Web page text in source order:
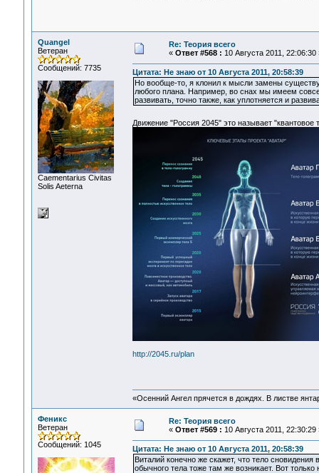
Quangel
Ветеран
Сообщений: 7735
Сaementarius Civitas
Solis Aeterna
Re: Теория всего
« Ответ #568 : 10 Августа 2011, 22:06:30
Цитата: Не знаю от 10 Августа 2011, 20:58:39
Но вообще-то, я клонил к мысли замены
любого плана. Например, во снах мы имеем
развивать, точно также, как уплотняется и
Движение "Россия 2045" это называет "квантовое
http://2045.ru/plan
«Осенний Ангел прячется в дождях. В листве
Феникс
Ветеран
Сообщений: 1045
Re: Теория всего
« Ответ #569 : 10 Августа 2011, 22:30:29
Цитата: Не знаю от 10 Августа 2011, 20:58:39
Виталий конечно же скажет, что тело
обычного тела тоже там же возникает. Вот